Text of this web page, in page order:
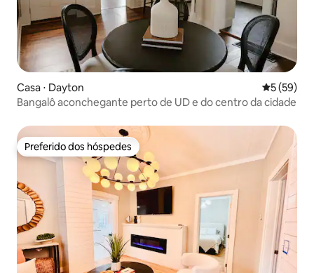
Casa ⋅ Dayton 5 de uma
5 (59)
Bangalô aconchegante perto de UD e do centro da cidade
Preferido dos hóspedes
Preferido dos hóspedes